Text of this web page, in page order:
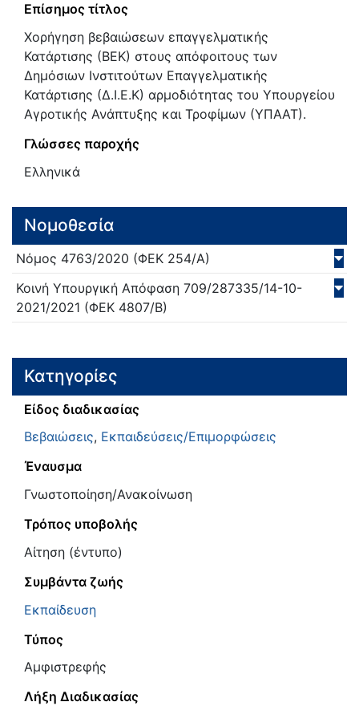
Επίσημος τίτλος
Χορήγηση βεβαιώσεων επαγγελματικής
Κατάρτισης (ΒΕΚ) στους απόφοιτους των
Δημόσιων Ινστιτούτων Επαγγελματικής
Κατάρτισης (Δ.Ι.Ε.Κ) αρμοδιότητας του Υπουργείου
Αγροτικής Ανάπτυξης και Τροφίμων (ΥΠΑΑΤ).
Γλώσσες παροχής
Ελληνικά
Νομοθεσία
Νόμος 4763/2020 (ΦΕΚ 254/Α)
Κοινή Υπουργική Απόφαση 709/287335/14-10-
2021/2021 (ΦΕΚ 4807/Β)
Κατηγορίες
Είδος διαδικασίας
Βεβαιώσεις, Εκπαιδεύσεις/Επιμορφώσεις
Έναυσμα
Γνωστοποίηση/Ανακοίνωση
Τρόπος υποβολής
Αίτηση (έντυπο)
Συμβάντα ζωής
Εκπαίδευση
Τύπος
Αμφιστρεφής
Λήξη Διαδικασίας